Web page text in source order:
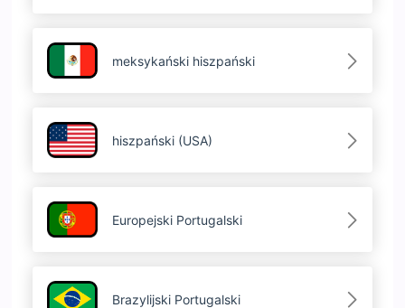
meksykański hiszpański
hiszpański (USA)
Europejski Portugalski
Brazylijski Portugalski